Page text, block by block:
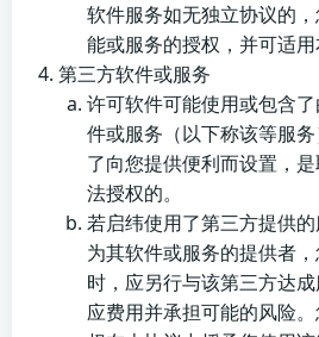
软件服务如无独立协议的
能或服务的授权，并可适用
第三方软件或服务
许可软件可能使用或包含
件或服务（以下称该等服
了向您提供便利而设置，
法授权的。
若启纬使用了第三方提供
为其软件或服务的提供者
时，应另行与该第三方达
应费用并承担可能的风险